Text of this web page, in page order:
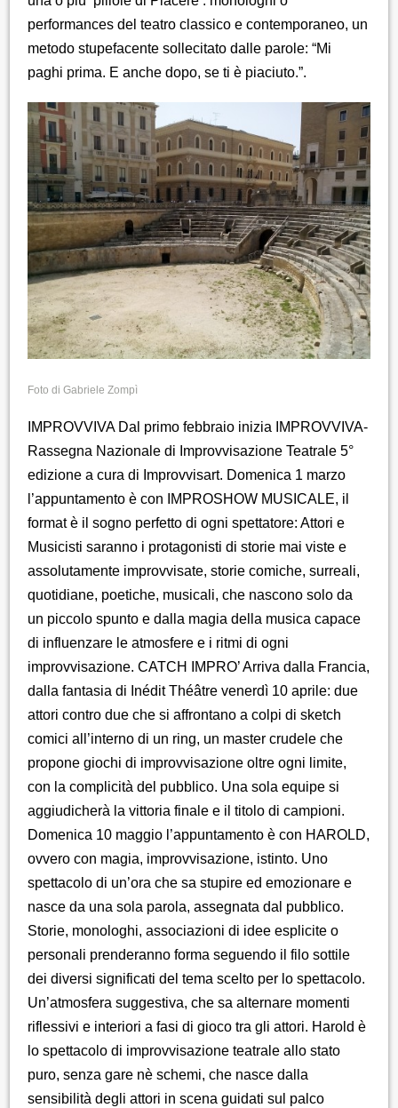
performances del teatro classico e contemporaneo, un
metodo stupefacente sollecitato dalle parole: “Mi
paghi prima. E anche dopo, se ti è piaciuto.”.
Foto di Gabriele Zompì
IMPROVVIVA Dal primo febbraio inizia IMPROVVIVA-
Rassegna Nazionale di Improvvisazione Teatrale 5°
edizione a cura di Improvvisart. Domenica 1 marzo
l’appuntamento è con IMPROSHOW MUSICALE, il
format è il sogno perfetto di ogni spettatore: Attori e
Musicisti saranno i protagonisti di storie mai viste e
assolutamente improvvisate, storie comiche, surreali,
quotidiane, poetiche, musicali, che nascono solo da
un piccolo spunto e dalla magia della musica capace
di influenzare le atmosfere e i ritmi di ogni
improvvisazione. CATCH IMPRO’ Arriva dalla Francia,
dalla fantasia di Inédit Théâtre venerdì 10 aprile: due
attori contro due che si affrontano a colpi di sketch
comici all’interno di un ring, un master crudele che
propone giochi di improvvisazione oltre ogni limite,
con la complicità del pubblico. Una sola equipe si
aggiudicherà la vittoria finale e il titolo di campioni.
Domenica 10 maggio l’appuntamento è con HAROLD,
ovvero con magia, improvvisazione, istinto. Uno
spettacolo di un’ora che sa stupire ed emozionare e
nasce da una sola parola, assegnata dal pubblico.
Storie, monologhi, associazioni di idee esplicite o
personali prenderanno forma seguendo il filo sottile
dei diversi significati del tema scelto per lo spettacolo.
Un’atmosfera suggestiva, che sa alternare momenti
riflessivi e interiori a fasi di gioco tra gli attori. Harold è
lo spettacolo di improvvisazione teatrale allo stato
puro, senza gare nè schemi, che nasce dalla
sensibilità degli attori in scena guidati sul palco